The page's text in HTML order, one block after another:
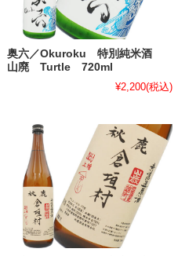
奥六／Okuroku 特別純米酒
山廃 Turtle 720ml
¥2,200(税込)